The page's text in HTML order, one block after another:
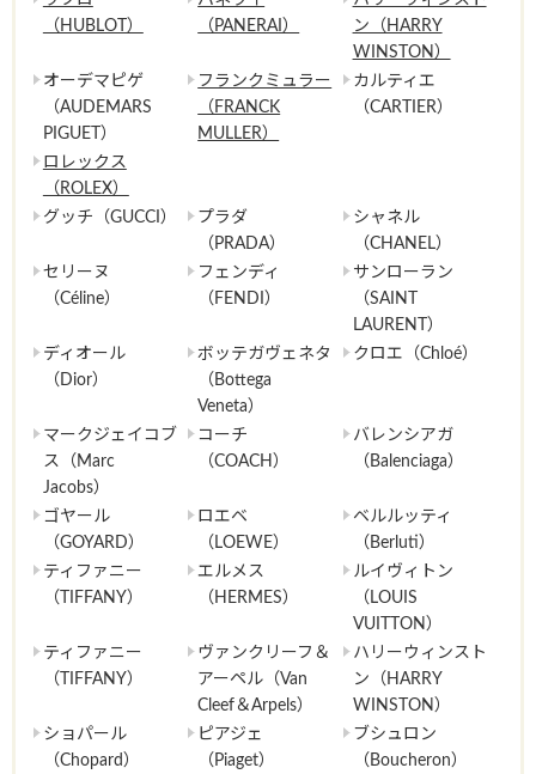
（HUBLOT）
（PANERAI）
ン（HARRY
WINSTON）
オーデマピゲ
（AUDEMARS
PIGUET）
フランクミュラー
（FRANCK
MULLER）
カルティエ
（CARTIER）
ロレックス
（ROLEX）
グッチ（GUCCI）
プラダ
（PRADA）
シャネル
（CHANEL）
セリーヌ
（Céline）
フェンディ
（FENDI）
サンローラン
（SAINT
LAURENT）
ディオール
（Dior）
ボッテガヴェネタ
（Bottega
Veneta）
クロエ（Chloé）
マークジェイコブ
ス（Marc
Jacobs）
コーチ
（COACH）
バレンシアガ
（Balenciaga）
ゴヤール
（GOYARD）
ロエベ
（LOEWE）
ベルルッティ
（Berluti）
ティファニー
（TIFFANY）
エルメス
（HERMES）
ルイヴィトン
（LOUIS
VUITTON）
ティファニー
（TIFFANY）
ヴァンクリーフ＆
アーペル（Van
Cleef＆Arpels）
ハリーウィンスト
ン（HARRY
WINSTON）
ショパール
（Chopard）
ピアジェ
（Piaget）
ブシュロン
（Boucheron）